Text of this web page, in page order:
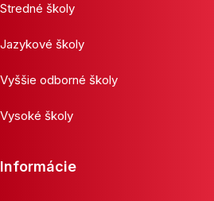
Stredné školy
Jazykové školy
Vyššie odborné školy
Vysoké školy
Informácie